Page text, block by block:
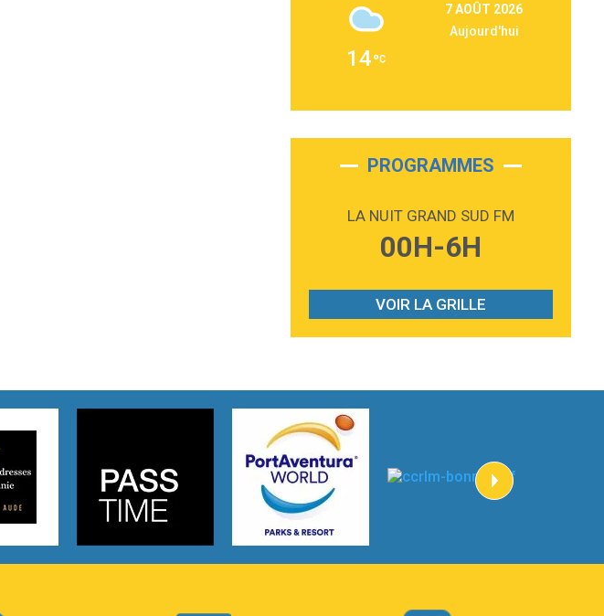
Martin Garrix & Ed Sheeran
Alex Warren
On My Soul
2:28
Phoebe Bridgers
Gracie Abrams
Heaven On Your Mind
Kygo
Heart On Fire
Lovecats
Hate that i made you love me
Ariana Grande –
14
7 AOÛT 2026
Aujourd'hui
PROGRAMMES
LA NUIT GRAND SUD FM
00H-6H
VOIR LA GRILLE